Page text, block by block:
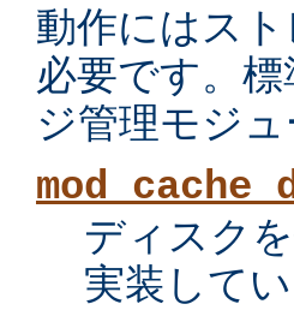
動作にはス
必要です。
ジ管理モジ
ディスク
実装してい